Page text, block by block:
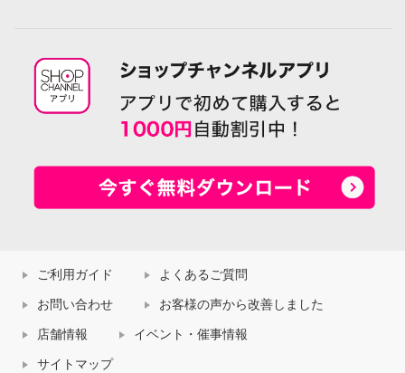
ご利用ガイド よくあるご質問
お問い合わせ お客様の声から改善しました
店舗情報 イベント・催事情報
サイトマップ